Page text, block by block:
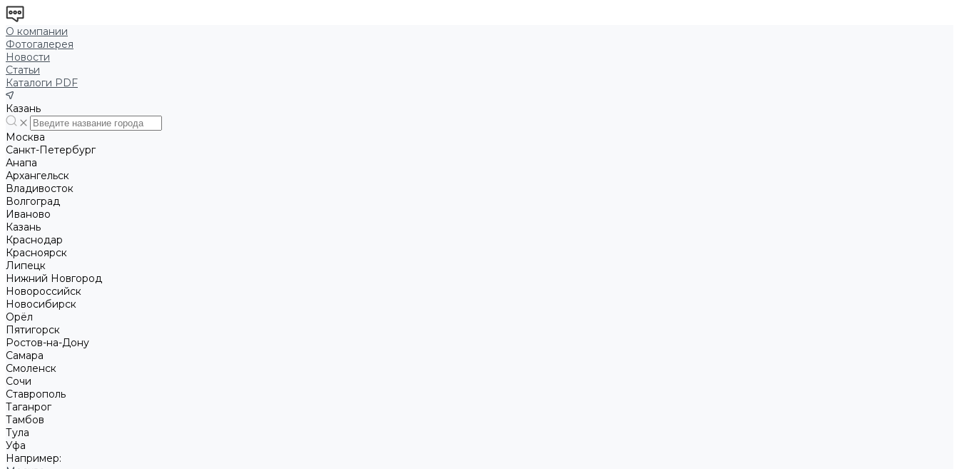
О компании
Фотогалерея
Новости
Статьи
Каталоги PDF
Казань
Москва
Санкт-Петербург
Анапа
Архангельск
Владивосток
Волгоград
Иваново
Казань
Краснодар
Красноярск
Липецк
Нижний Новгород
Новороссийск
Новосибирск
Орёл
Пятигорск
Ростов-на-Дону
Самара
Смоленск
Сочи
Ставрополь
Таганрог
Тамбов
Тула
Уфа
Например: